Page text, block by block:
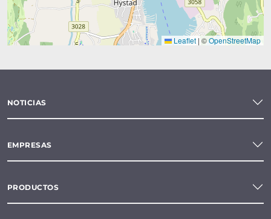
Leaflet | ©OpenStreetMap
NOTICIAS
EMPRESAS
PRODUCTOS